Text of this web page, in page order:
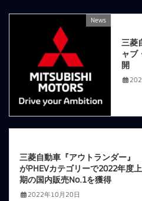
News
三菱
ャブ
開
三菱自動車『アウトランダー』
がPHEVカテゴリーで2022年度上
期の国内販売No.1を獲得
2022年10月20日